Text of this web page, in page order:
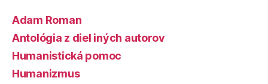
Adam Roman
Antológia z diel iných autorov
Humanistická pomoc
Humanizmus